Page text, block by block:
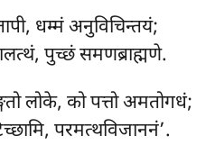
धम्मं अनुविचिन्तयं;
पुच्छं समणब्राह्मणे.
लोके, को पत्तो अमतोगधं;
परमत्थविजाननं’.